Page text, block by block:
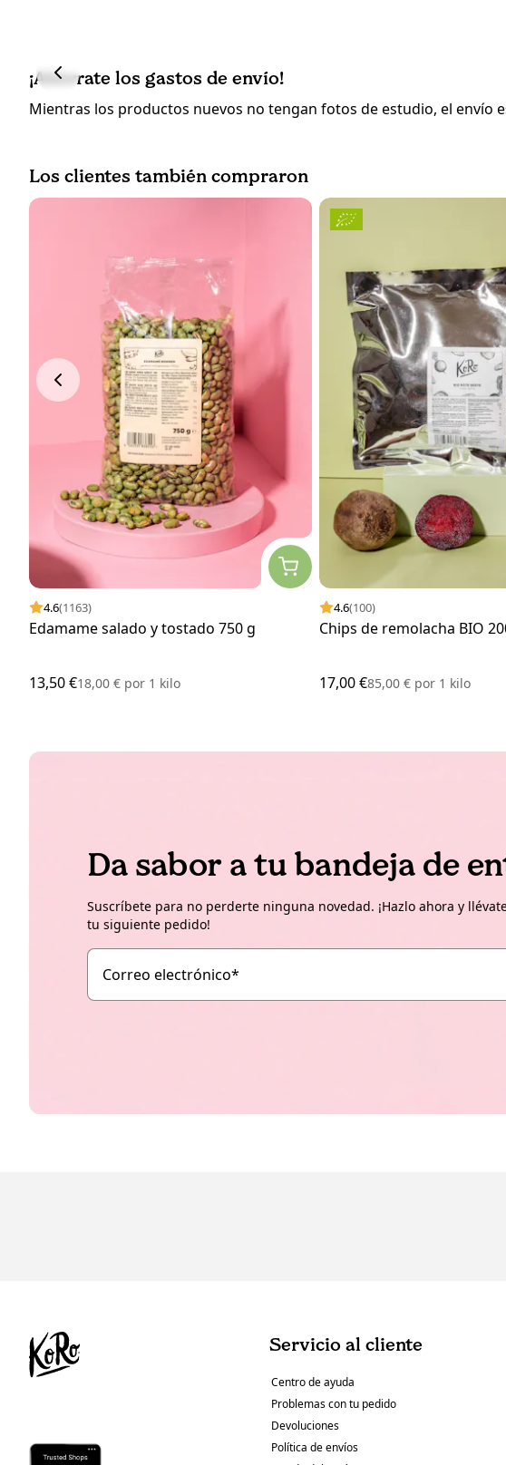
¡Ahórrate los gastos de envío!
Mientras los productos nuevos no tengan fotos de estudio, el envío
Los clientes también compraron
4.6(1163)
Edamame salado y tostado 750 g
13,50 €18,00 € por 1 kilo
4.6(100)
Chips de remolacha BIO
17,00 €85,00 € por 1 kilo
Da sabor a tu bandeja de
Suscríbete para no perderte ninguna novedad. ¡Hazlo ahora y
tu siguiente pedido!
Correo electrónico*
Servicio al cliente
Centro de ayuda
Problemas con tu pedido
Devoluciones
Política de envíos